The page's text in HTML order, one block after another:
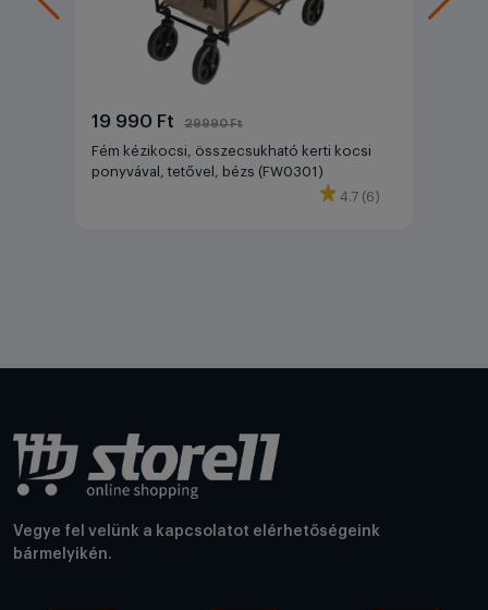
19 990 Ft 29990 Ft
Fém kézikocsi, összecsukható kerti kocsi
ponyvával, tetővel, bézs (FW0301)
4.7 (6)
Vegye fel velünk a kapcsolatot elérhetőségeink
bármelyikén.